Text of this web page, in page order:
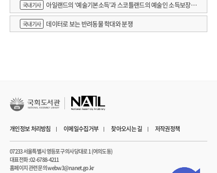
국내기사
아일랜드의 ‘예술기본소득’과 스코틀랜드의 예술인 소득보장정
책 논의
국내기사 데이터로 보는 반려동물 학대와 분쟁
개인정보 처리방침 이메일수집거부 찾아오시는 길 저작권정책
07233 서울특별시 영등포구 의사당대로 1 (여의도동)
대표전화 : 02-6788-4211
홈페이지 관련 문의 webw3@nanet.go.kr